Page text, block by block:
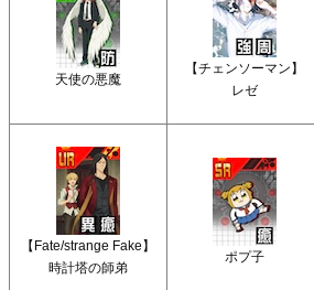
天使の悪魔
【チェンソーマン】
レゼ
【Fate/strange Fake】
時計塔の師弟
ポプ子